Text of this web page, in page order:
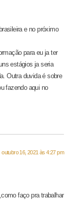
e no próximo
para eu ja ter
estágios ja seria
Outra duvida é sobre
fazendo aqui no
outubro 16, 2021 às 4:27 pm
faço pra trabalhar